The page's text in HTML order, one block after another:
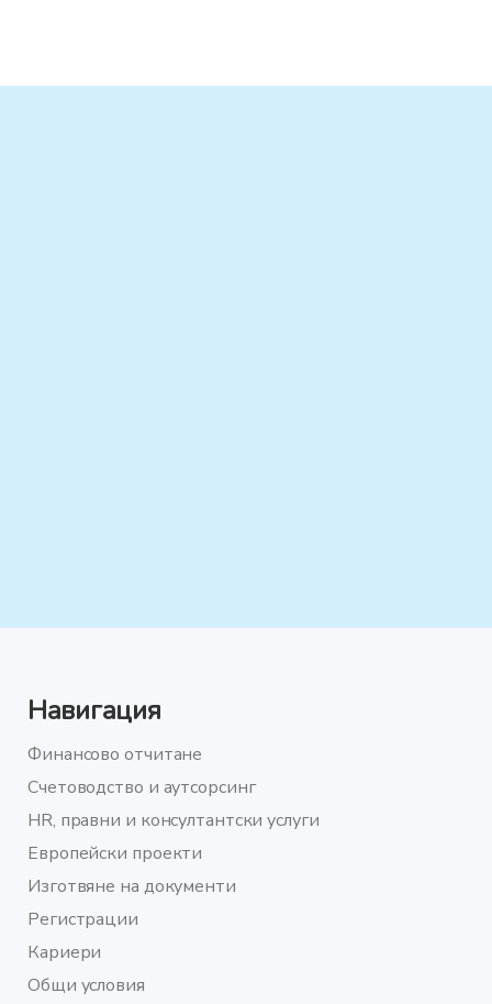
Навигация
Финансово отчитане
Счетоводство и аутсорсинг
HR, правни и консултантски услуги
Европейски проекти
Изготвяне на документи
Регистрации
Кариери
Общи условия